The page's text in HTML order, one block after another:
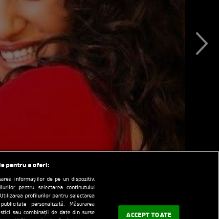
pentru a oferi:
informațiilor de pe un dispozitiv.
pentru selectarea conținutului
profilurilor pentru selectarea
personalizată. Măsurarea
sau combinații de date din surse
ACCEPT TOATE